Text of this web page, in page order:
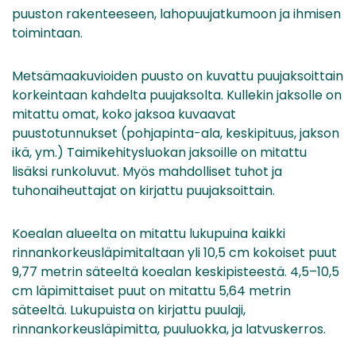
puuston rakenteeseen, lahopuujatkumoon ja ihmisen
toimintaan.
Metsämaakuvioiden puusto on kuvattu puujaksoittain
korkeintaan kahdelta puujaksolta. Kullekin jaksolle on
mitattu omat, koko jaksoa kuvaavat
puustotunnukset (pohjapinta-ala, keskipituus, jakson
ikä, ym.) Taimikehitysluokan jaksoille on mitattu
lisäksi runkoluvut. Myös mahdolliset tuhot ja
tuhonaiheuttajat on kirjattu puujaksoittain.
Koealan alueelta on mitattu lukupuina kaikki
rinnankorkeusläpimitaltaan yli 10,5 cm kokoiset puut
9,77 metrin säteeltä koealan keskipisteestä. 4,5–10,5
cm läpimittaiset puut on mitattu 5,64 metrin
säteeltä. Lukupuista on kirjattu puulaji,
rinnankorkeusläpimitta, puuluokka, ja latvuskerros.